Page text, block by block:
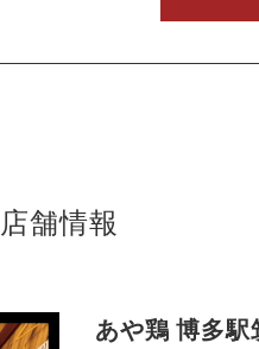
店舗情報
あや鶏 博多駅